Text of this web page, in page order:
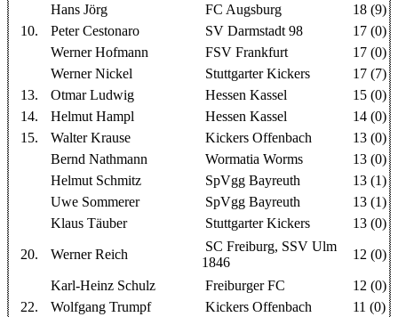
Hans Jörg
FC Augsburg
18 (9)
10.
Peter Cestonaro SV Darmstadt 98
17 (0)
Werner Hofmann
FSV Frankfurt
17 (0)
Werner Nickel
Stuttgarter Kickers
17 (7)
13.
Otmar Ludwig Hessen Kassel
15 (0)
14.
Helmut Hampl Hessen Kassel
14 (0)
15.
Walter Krause Kickers Offenbach
13 (0)
Bernd Nathmann
Wormatia Worms
13 (0)
Helmut Schmitz
SpVgg Bayreuth
13 (1)
Uwe Sommerer
SpVgg Bayreuth
13 (1)
Klaus Täuber
Stuttgarter Kickers 13 (0)
20. Werner Reich
SC Freiburg, SSV Ulm
1846
12 (0)
Karl-Heinz Schulz Freiburger FC
12 (0)
22.
Wolfgang Trumpf Kickers Offenbach
11 (0)